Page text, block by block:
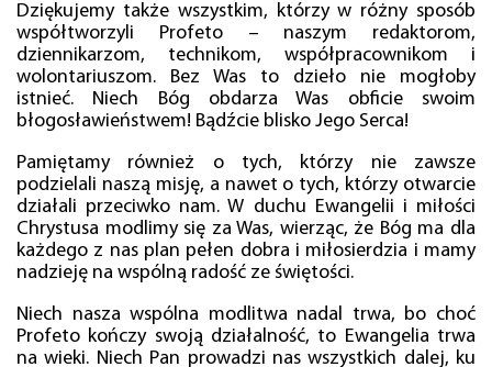
Dziękujemy także wszystkim, którzy w różny sposób
współtworzyli Profeto – naszym redaktorom,
dziennikarzom, technikom, współpracownikom i
wolontariuszom. Bez Was to dzieło nie mogłoby
istnieć. Niech Bóg obdarza Was obficie swoim
błogosławieństwem! Bądźcie blisko Jego Serca!
Pamiętamy również o tych, którzy nie zawsze
podzielali naszą misję, a nawet o tych, którzy otwarcie
działali przeciwko nam. W duchu Ewangelii i miłości
Chrystusa modlimy się za Was, wierząc, że Bóg ma dla
każdego z nas plan pełen dobra i miłosierdzia i mamy
nadzieję na wspólną radość ze świętości.
Niech nasza wspólna modlitwa nadal trwa, bo choć
Profeto kończy swoją działalność, to Ewangelia trwa
na wieki. Niech Pan prowadzi nas wszystkich dalej, ku